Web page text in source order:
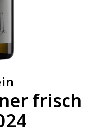
frisch